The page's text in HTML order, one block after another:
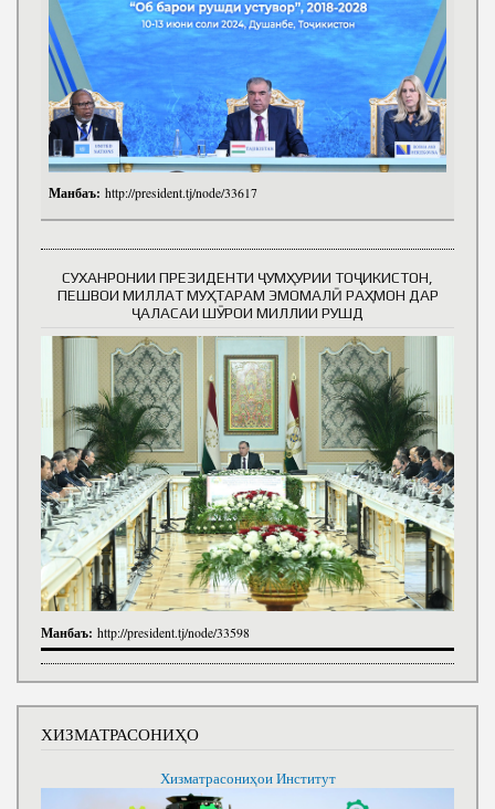
Манбаъ: http://president.tj/node/33617
СУХАНРОНИИ ПРЕЗИДЕНТИ ҶУМҲУРИИ ТОҶИКИСТОН,
ПЕШВОИ МИЛЛАТ МУҲТАРАМ ЭМОМАЛӢ РАҲМОН ДАР
ҶАЛАСАИ ШӮРОИ МИЛЛИИ РУШД
Манбаъ: http://president.tj/node/33598
ХИЗМАТРАСОНИҲО
Хизматрасониҳои Институт